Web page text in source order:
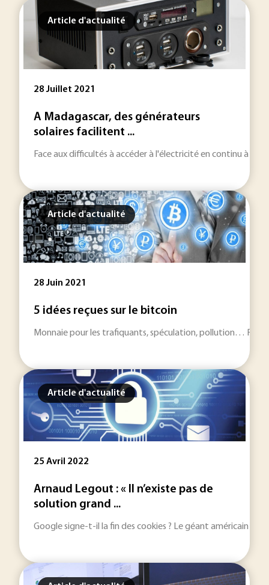
Article d'actualité
28 Juillet 2021
A Madagascar, des générateurs
solaires facilitent ...
Face aux difficultés à accéder à l'électricité en continu à
Article d'actualité
28 Juin 2021
5 idées reçues sur le bitcoin
Monnaie pour les trafiquants, spéculation, pollution…
Article d'actualité
25 Avril 2022
Arnaud Legout : « Il n’existe pas de
solution grand ...
Google signe-t-il la fin des cookies ? Le géant américain